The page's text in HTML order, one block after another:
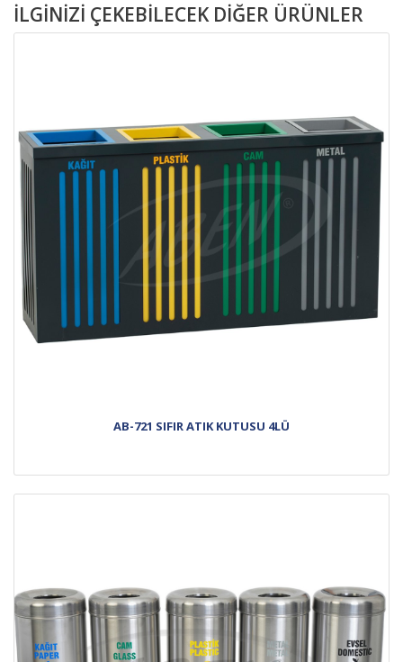
İLGINIZI ÇEKEBILECEK DIĞER ÜRÜNLER
AB-721 SIFIR ATIK KUTUSU 4LÜ